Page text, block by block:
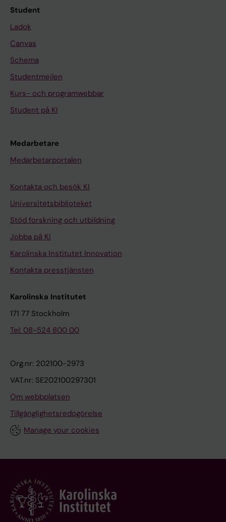
Student
Ladok
Canvas
Schema
Studentmejlen
Kurs- och programwebbar
Student på KI
Medarbetare
Medarbetarportalen
Kontakta och besök KI
Universitetsbiblioteket
Stöd forskning och utbildning
Jobba på KI
Karolinska Institutet Innovation
Kontakta presstjänsten
Karolinska Institutet
171 77 Stockholm
Tel: 08-524 800 00
Org.nr: 202100-2973
VAT.nr: SE202100297301
Om webbplatsen
Tillgänglighetsredogörelse
Manage your cookies